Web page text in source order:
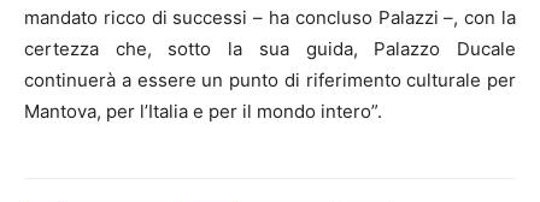
mandato ricco di successi – ha concluso Palazzi –, con la
certezza che, sotto la sua guida, Palazzo Ducale
continuerà a essere un punto di riferimento culturale per
Mantova, per l’Italia e per il mondo intero”.